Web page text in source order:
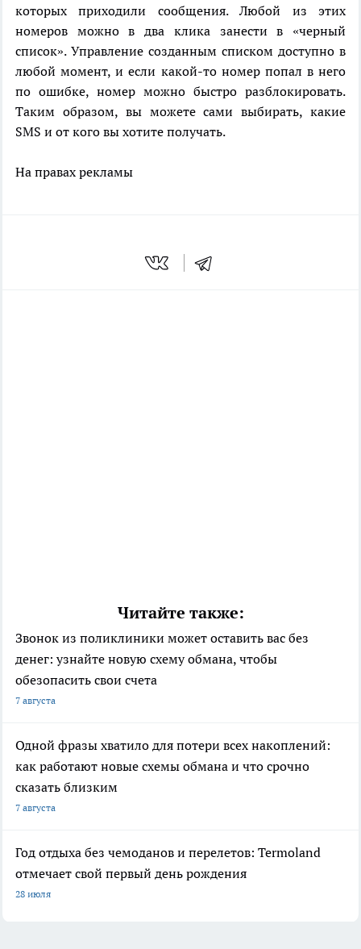
которых приходили сообщения. Любой из этих
номеров можно в два клика занести в «черный
список». Управление созданным списком доступно в
любой момент, и если какой-то номер попал в него
по ошибке, номер можно быстро разблокировать.
Таким образом, вы можете сами выбирать, какие
SMS и от кого вы хотите получать.
На правах рекламы
Читайте также:
Звонок из поликлиники может оставить вас без
денег: узнайте новую схему обмана, чтобы
обезопасить свои счета
7 августа
Одной фразы хватило для потери всех накоплений:
как работают новые схемы обмана и что срочно
сказать близким
7 августа
Год отдыха без чемоданов и перелетов: Termoland
отмечает свой первый день рождения
28 июля